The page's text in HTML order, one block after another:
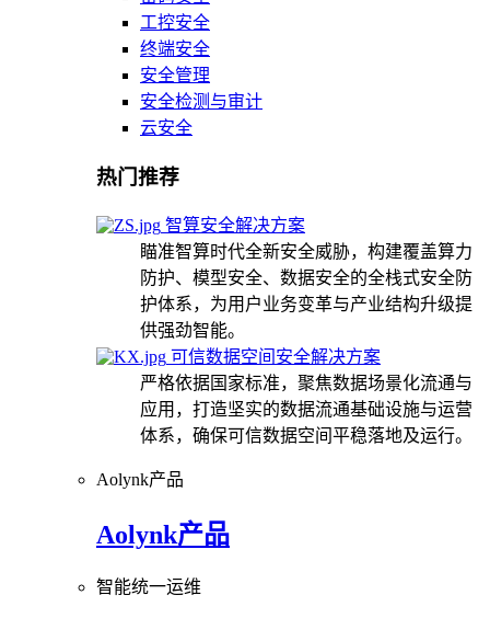
工控安全
终端安全
安全管理
安全检测与审计
云安全
热门推荐
智算安全解决方案
瞄准智算时代全新安全威胁，构建覆盖算力
防护、模型安全、数据安全的全栈式安全防
护体系，为用户业务变革与产业结构升级提
供强劲智能。
可信数据空间安全解决方案
严格依据国家标准，聚焦数据场景化流通与
应用，打造坚实的数据流通基础设施与运营
体系，确保可信数据空间平稳落地及运行。
Aolynk产品
Aolynk产品
智能统一运维